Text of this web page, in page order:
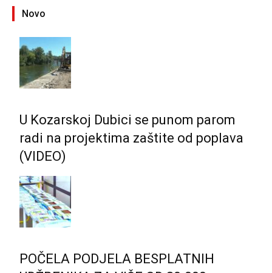
Novo
U Kozarskoj Dubici se punom parom
radi na projektima zaštite od poplava
(VIDEO)
POČELA PODJELA BESPLATNIH